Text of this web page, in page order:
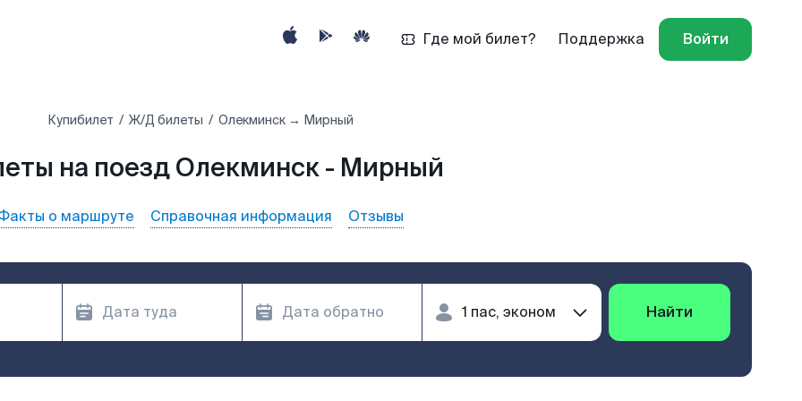
Где мой билет? Поддержка Войти
Купибилет Ж/Д билеты Олекминск → Мирный
на поезд Олекминск - Мирный
о маршруте Справочная информация Отзывы
Найти